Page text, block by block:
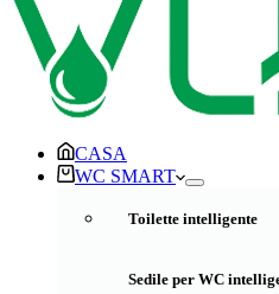
CASA
WC SMART
Toilette intelligente
Sedile per WC